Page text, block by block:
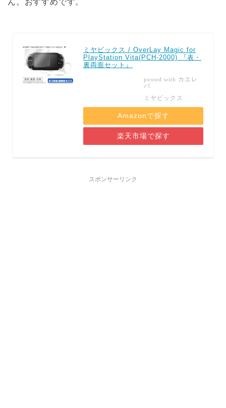
ん。おすすめです。
ミヤビックス / OverLay Magic for
PlayStation Vita(PCH-2000) 『表・
裏両面セット』
posted with カエレ
バ
ミヤビックス
Amazonで探す
楽天市場で探す
スポンサーリンク